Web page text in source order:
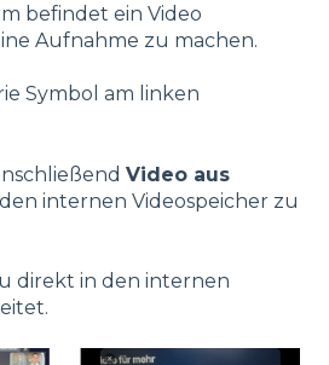
befindet ein Video
Aufnahme zu machen.
Symbol am linken
Video aus
internen Videospeicher zu
direkt in den internen